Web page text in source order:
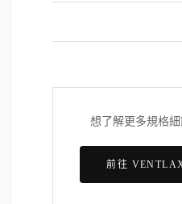
想了解更多規格
前往